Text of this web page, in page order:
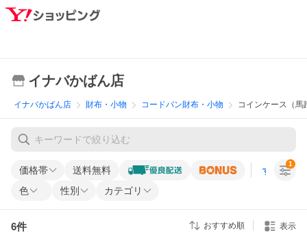
イナバかばん店
イナバかばん店 財布・小物 コードバン財布・小物 コインケース（馬
価格帯 送料無料 すべての条
色 性別 カテゴリ
1
6件 おすすめ順 表示